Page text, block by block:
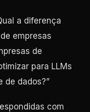
a diferença
empresas
de
para LLMs
de dados?”
com